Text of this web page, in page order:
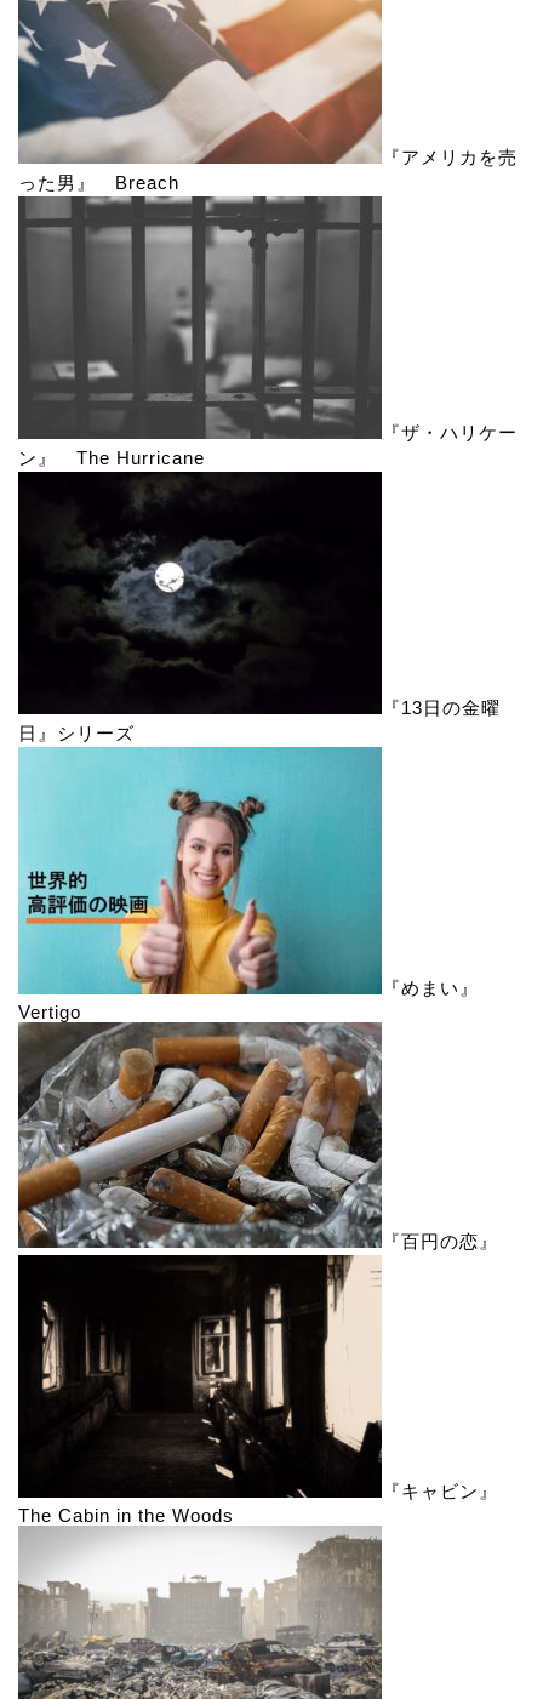
『アメリカを売
った男』 Breach
『ザ・ハリケー
ン』 The Hurricane
『13日の金曜
日』シリーズ
『めまい』
Vertigo
『百円の恋』
『キャビン』
The Cabin in the Woods